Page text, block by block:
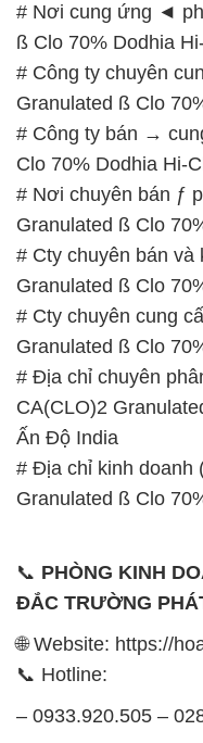
# Nơi cung ứng ◄
ß Clo 70% Dodhia
# Công ty chuyên
Granulated ß Clo
# Công ty bán →
Clo 70% Dodhia Hi-
# Nơi chuyên bán ƒ
Granulated ß Clo
# Cty chuyên bán và
Granulated ß Clo
# Cty chuyên cung
Granulated ß Clo
# Địa chỉ chuyên
CA(CLO)2
Ấn Độ India
# Địa chỉ kinh doanh
Granulated ß Clo
📞 PHÒNG KINH
ĐẮC TRƯỜNG
🌐 Website: https://
📞 Hotline:
– 0933.920.505 –